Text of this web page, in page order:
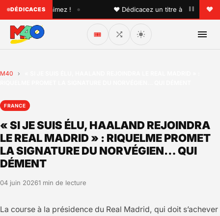
DÉDICACES
que vous aimez ! • ♥ Dédicacez un titre à vos proches
🎟️
M40 ›
FRANCE
« SI JE SUIS ÉLU, HAALAND REJOINDRA
LE REAL MADRID » : RIQUELME PROMET
LA SIGNATURE DU NORVÉGIEN… QUI
DÉMENT
04 juin 20261 min de lecture
La course à la présidence du Real Madrid, qui doit s’achever